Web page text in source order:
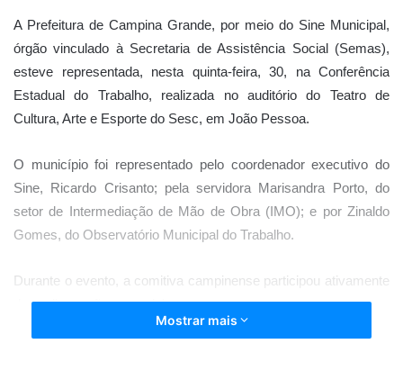
A Prefeitura de Campina Grande, por meio do Sine Municipal,
órgão vinculado à Secretaria de Assistência Social (Semas),
esteve representada, nesta quinta-feira, 30, na Conferência
Estadual do Trabalho, realizada no auditório do Teatro de
Cultura, Arte e Esporte do Sesc, em João Pessoa.
O município foi representado pelo coordenador executivo do
Sine, Ricardo Crisanto; pela servidora Marisandra Porto, do
setor de Intermediação de Mão de Obra (IMO); e por Zinaldo
Gomes, do Observatório Municipal do Trabalho.
Durante o evento, a comitiva campinense participou ativamente
das discussões e debates que marcaram o encontro,
especialmente no subgrupo 2, que tratou sobre o tema
Mostrar mais